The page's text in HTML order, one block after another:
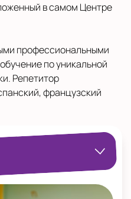
в самом Центре
профессиональными
по уникальной
Репетитор
французский